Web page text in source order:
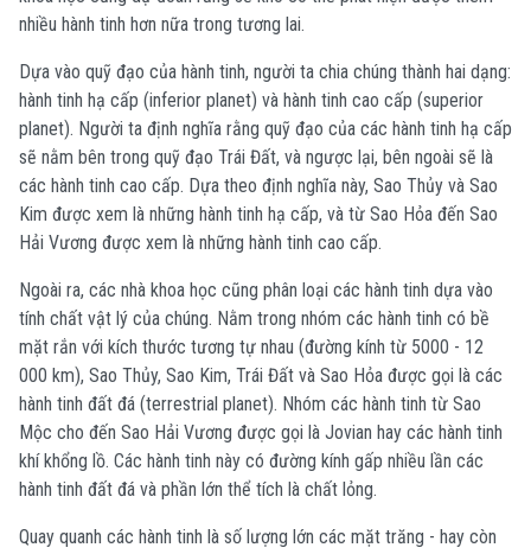
nhiều hành tinh hơn nữa trong tương lai.
Dựa vào quỹ đạo của hành tinh, người ta chia chúng thành hai dạng:
hành tinh hạ cấp (inferior planet) và hành tinh cao cấp (superior
planet). Người ta định nghĩa rằng quỹ đạo của các hành tinh hạ cấp
sẽ nằm bên trong quỹ đạo Trái Đất, và ngược lại, bên ngoài sẽ là
các hành tinh cao cấp. Dựa theo định nghĩa này, Sao Thủy và Sao
Kim được xem là những hành tinh hạ cấp, và từ Sao Hỏa đến Sao
Hải Vương được xem là những hành tinh cao cấp.
Ngoài ra, các nhà khoa học cũng phân loại các hành tinh dựa vào
tính chất vật lý của chúng. Nằm trong nhóm các hành tinh có bề
mặt rắn với kích thước tương tự nhau (đường kính từ 5000 - 12
000 km), Sao Thủy, Sao Kim, Trái Đất và Sao Hỏa được gọi là các
hành tinh đất đá (terrestrial planet). Nhóm các hành tinh từ Sao
Mộc cho đến Sao Hải Vương được gọi là Jovian hay các hành tinh
khí khổng lồ. Các hành tinh này có đường kính gấp nhiều lần các
hành tinh đất đá và phần lớn thể tích là chất lỏng.
Quay quanh các hành tinh là số lượng lớn các mặt trăng - hay còn